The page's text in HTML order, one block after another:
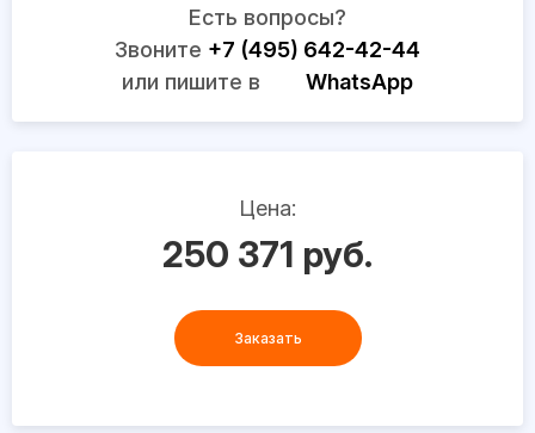
Есть вопросы?
Звоните +7 (495) 642-42-44
или пишите в
WhatsApp
Цена:
250 371 руб.
Заказать